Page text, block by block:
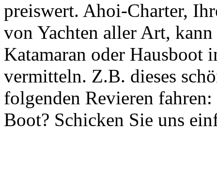
preiswert. Ahoi-Charter,
von Yachten aller Art,
Katamaran oder Hausboot
vermitteln. Z.B. dieses
folgenden Revieren
Boot? Schicken Sie uns